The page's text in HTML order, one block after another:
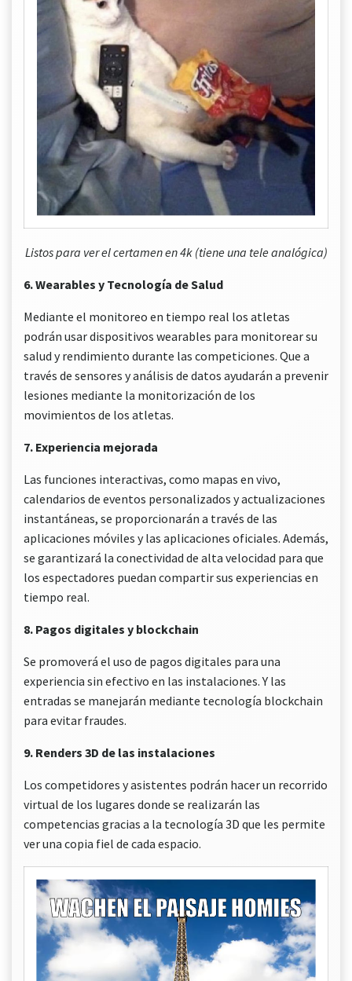
Listos para ver el certamen en 4k (tiene una tele analógica)
6. Wearables y Tecnología de Salud
Mediante el monitoreo en tiempo real los atletas
podrán usar dispositivos wearables para monitorear su
salud y rendimiento durante las competiciones. Que a
través de sensores y análisis de datos ayudarán a prevenir
lesiones mediante la monitorización de los
movimientos de los atletas.
7. Experiencia mejorada
Las funciones interactivas, como mapas en vivo,
calendarios de eventos personalizados y actualizaciones
instantáneas, se proporcionarán a través de las
aplicaciones móviles y las aplicaciones oficiales. Además,
se garantizará la conectividad de alta velocidad para que
los espectadores puedan compartir sus experiencias en
tiempo real.
8. Pagos digitales y blockchain
Se promoverá el uso de pagos digitales para una
experiencia sin efectivo en las instalaciones. Y las
entradas se manejarán mediante tecnología blockchain
para evitar fraudes.
9. Renders 3D de las instalaciones
Los competidores y asistentes podrán hacer un recorrido
virtual de los lugares donde se realizarán las
competencias gracias a la tecnología 3D que les permite
ver una copia fiel de cada espacio.